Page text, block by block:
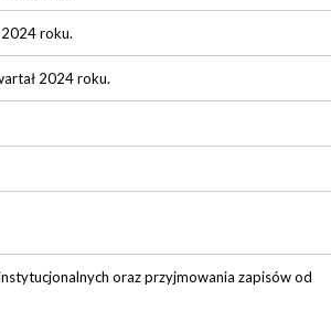
roku.
2024 roku.
oraz przyjmowania zapisów od